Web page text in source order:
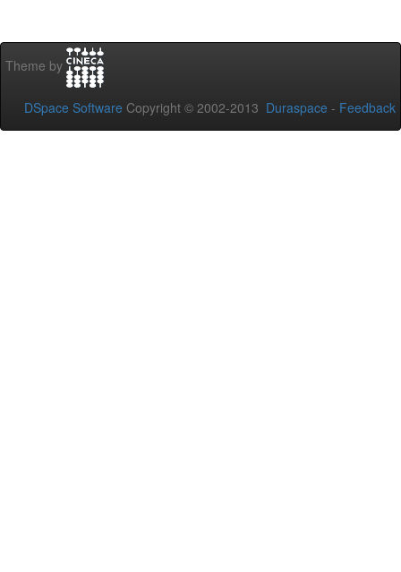
Theme by
DSpace Software Copyright © 2002-2013 Duraspace - Feedback